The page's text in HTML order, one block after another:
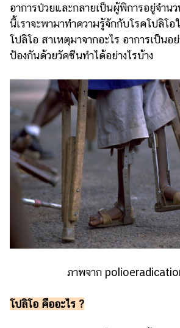
ผู้ชาย
สุขภาพ
ท่อง
สูตร
อาหาร
ง่ายๆ
ช้อป
ปิ้ง
รถยนต์
บ้าน
และ
การ
ถือ
อาการป่วยและกลายเป็นผู้พิการอยู่จำน
นี้เราจะพามาทำความรู้จักกับโรคโปลิโ
โปลิโอ สาเหตุมาจากอะไร อาการเป็นอ
ป้องกันด้วยวัคซีนทำได้อย่างไรบ้าง
ภาพจาก
โปลิโอ คืออะไร ?